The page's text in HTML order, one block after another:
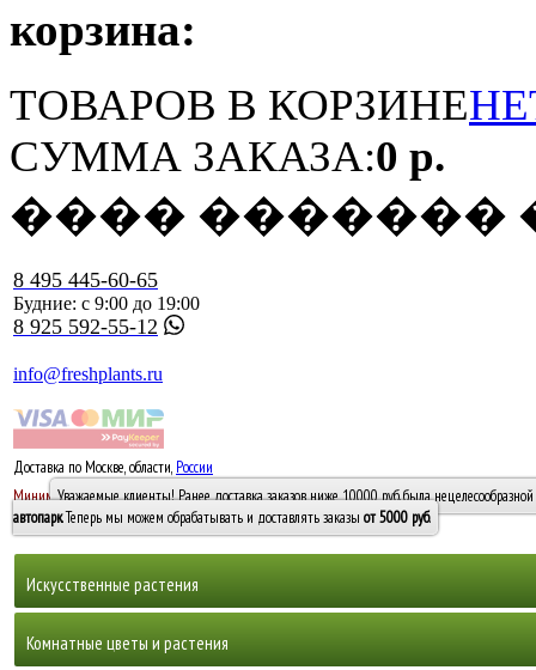
корзина:
ТОВАРОВ В КОРЗИНЕ
СУММА ЗАКАЗА:0 р.
���� �������
8 495 445-60-65
Будние: с 9:00 до 19:00
8 925 592-55-12
info@freshplants.ru
Доставка по Москве, области, России
Минимальный заказ -10 0005000 руб.
Уважаемые клиенты! Ранее доставка заказов ниже 10000 руб. была
автопарк. Теперь мы можем обрабатывать и доставлять заказы от 5000 руб.
Искусственные растения
Горшечные растения, кусты и мох
Комнатные цветы и растения